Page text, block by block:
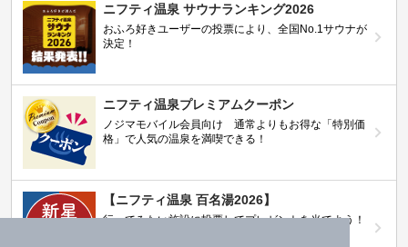
ニフティ温泉 サウナランキング2026
おふろ好きユーザーの投票により、全国No.1サウナが
決定！
ニフティ温泉プレミアムクーポン
ノジマモバイル会員向け 通常よりもお得な「特別価
格」で人気の温泉を満喫できる！
【ニフティ温泉 百名湯2026】
行ってみたい施設に投票してプレゼントを当てよう！